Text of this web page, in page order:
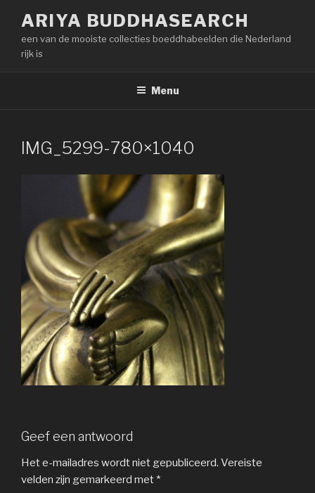
inhoud
springen
ARIYA BUDDHASEARCH
een van de mooiste collecties boeddhabeelden die Nederland
rijk is
Menu
IMG_5299-780×1040
Geef een antwoord
Het e-mailadres wordt niet gepubliceerd. Vereiste
velden zijn gemarkeerd met *